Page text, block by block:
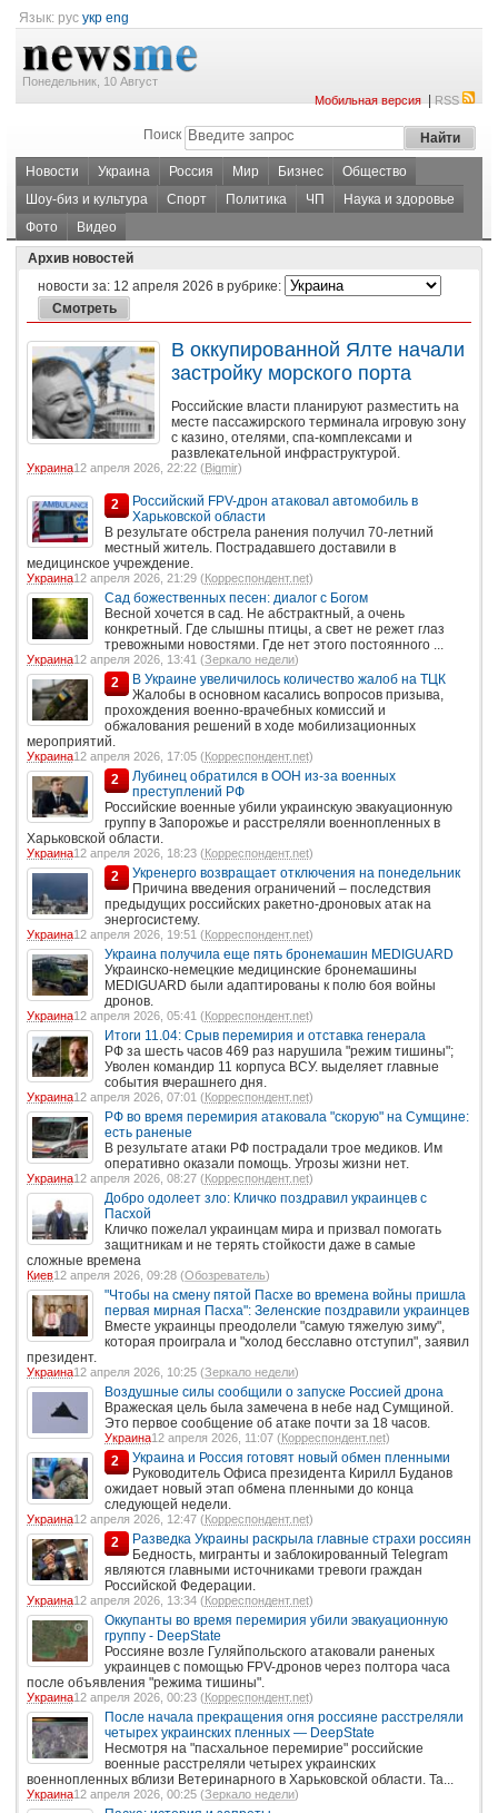
Язык: рус укр eng
Понедельник, 10 Август
Мобильная версия|RSS
Поиск
Новости Украина Россия Мир Бизнес
Общество
Шоу-биз и культура
Спорт Политика ЧП
Наука и здоровье
Фото
Видео
Архив новостей
новости за: 12 апреля 2026 в рубрике:
В оккупированной Ялте начали
застройку морского порта
Российские власти планируют разместить на
месте пассажирского терминала игровую зону
с казино, отелями, спа-комплексами и
развлекательной инфраструктурой.
Украина12 апреля 2026, 22:22 (Bigmir)
2
Российский FPV-дрон атаковал автомобиль в
Харьковской области
В результате обстрела ранения получил 70-летний
местный житель. Пострадавшего доставили в
медицинское учреждение.
Украина12 апреля 2026, 21:29 (Корреспондент.net)
Сад божественных песен: диалог с Богом
Весной хочется в сад. Не абстрактный, а очень
конкретный. Где слышны птицы, а свет не режет глаз
тревожными новостями. Где нет этого постоянного ...
Украина12 апреля 2026, 13:41 (Зеркало недели)
2
В Украине увеличилось количество жалоб на ТЦК
Жалобы в основном касались вопросов призыва,
прохождения военно-врачебных комиссий и
обжалования решений в ходе мобилизационных
мероприятий.
Украина12 апреля 2026, 17:05 (Корреспондент.net)
2
Лубинец обратился в ООН из-за военных
преступлений РФ
Российские военные убили украинскую эвакуационную
группу в Запорожье и расстреляли военнопленных в
Харьковской области.
Украина12 апреля 2026, 18:23 (Корреспондент.net)
2
Укренерго возвращает отключения на понедельник
Причина введения ограничений – последствия
предыдущих российских ракетно-дроновых атак на
энергосистему.
Украина12 апреля 2026, 19:51 (Корреспондент.net)
Украина получила еще пять бронемашин MEDIGUARD
Украинско-немецкие медицинские бронемашины
MEDIGUARD были адаптированы к полю боя войны
дронов.
Украина12 апреля 2026, 05:41 (Корреспондент.net)
Итоги 11.04: Срыв перемирия и отставка генерала
РФ за шесть часов 469 раз нарушила "режим тишины";
Уволен командир 11 корпуса ВСУ. выделяет главные
события вчерашнего дня.
Украина12 апреля 2026, 07:01 (Корреспондент.net)
РФ во время перемирия атаковала "скорую" на Сумщине:
есть раненые
В результате атаки РФ пострадали трое медиков. Им
оперативно оказали помощь. Угрозы жизни нет.
Украина12 апреля 2026, 08:27 (Корреспондент.net)
Добро одолеет зло: Кличко поздравил украинцев с
Пасхой
Кличко пожелал украинцам мира и призвал помогать
защитникам и не терять стойкости даже в самые
сложные времена
Киев12 апреля 2026, 09:28 (Обозреватель)
"Чтобы на смену пятой Пасхе во времена войны пришла
первая мирная Пасха": Зеленские поздравили украинцев
Вместе украинцы преодолели "самую тяжелую зиму",
которая проиграла и "холод бесславно отступил", заявил
президент.
Украина12 апреля 2026, 10:25 (Зеркало недели)
Воздушные силы сообщили о запуске Россией дрона
Вражеская цель была замечена в небе над Сумщиной.
Это первое сообщение об атаке почти за 18 часов.
Украина12 апреля 2026, 11:07 (Корреспондент.net)
2
Украина и Россия готовят новый обмен пленными
Руководитель Офиса президента Кирилл Буданов
ожидает новый этап обмена пленными до конца
следующей недели.
Украина12 апреля 2026, 12:47 (Корреспондент.net)
2
Разведка Украины раскрыла главные страхи россиян
Бедность, мигранты и заблокированный Telegram
являются главными источниками тревоги граждан
Российской Федерации.
Украина12 апреля 2026, 13:34 (Корреспондент.net)
Оккупанты во время перемирия убили эвакуационную
группу - DeepState
Россияне возле Гуляйпольского атаковали раненых
украинцев с помощью FPV-дронов через полтора часа
после объявления "режима тишины".
Украина12 апреля 2026, 00:23 (Корреспондент.net)
После начала прекращения огня россияне расстреляли
четырех украинских пленных — DeepState
Несмотря на "пасхальное перемирие" российские
военные расстреляли четырех украинских
военнопленных вблизи Ветеринарного в Харьковской области. Та...
Украина12 апреля 2026, 00:25 (Зеркало недели)